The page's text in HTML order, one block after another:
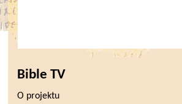
Bible TV
O projektu